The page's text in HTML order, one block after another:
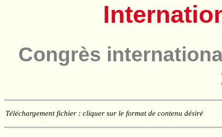
Congrès
Téléchargement fichier : cliquer sur le format de contenu désiré